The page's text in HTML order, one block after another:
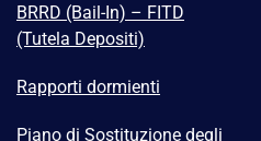
BRRD (Bail-In) – FITD
(Tutela Depositi)
Rapporti dormienti
Piano di Sostituzione degli